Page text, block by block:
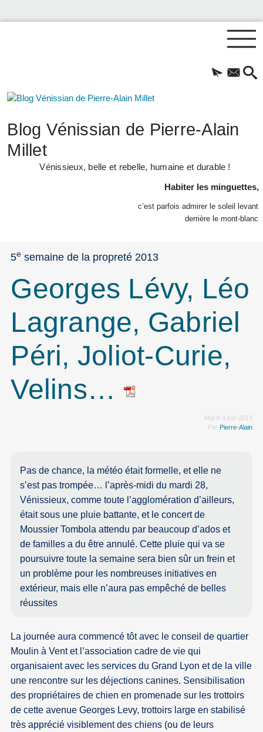
Blog Vénissian de Pierre-Alain
Millet
Vénissieux, belle et rebelle, humaine et durable !
Habiter les minguettes,
c’est parfois admirer le soleil levant
derrière le mont-blanc
5e semaine de la propreté 2013
Georges Lévy, Léo
Lagrange, Gabriel
Péri, Joliot-Curie,
Velins…
Mardi 4 juin 2013
Par Pierre-Alain
Pas de chance, la météo était formelle, et elle ne
s’est pas trompée… l’après-midi du mardi 28,
Vénissieux, comme toute l’agglomération d’ailleurs,
était sous une pluie battante, et le concert de
Moussier Tombola attendu par beaucoup d’ados et
de familles a du être annulé. Cette pluie qui va se
poursuivre toute la semaine sera bien sûr un frein et
un problème pour les nombreuses initiatives en
extérieur, mais elle n’aura pas empêché de belles
réussites
La journée aura commencé tôt avec le conseil de quartier
Moulin à Vent et l’association cadre de vie qui
organisaient avec les services du Grand Lyon et de la ville
une rencontre sur les déjections canines. Sensibilisation
des propriétaires de chien en promenade sur les trottoirs
de cette avenue Georges Levy, trottoirs large en stabilisé
très apprécié visiblement des chiens (ou de leurs